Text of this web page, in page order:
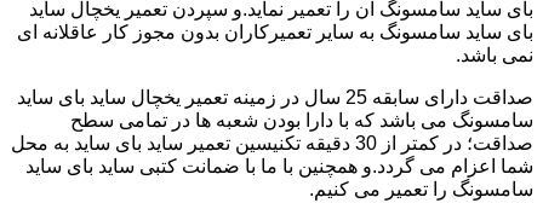
بای ساید سامسونگ آن را تعمیر نماید.و سپردن تعمیر یخچال ساید
بای ساید سامسونگ به سایر تعمیرکاران بدون مجوز کار عاقلانه ای
نمی باشد.
صداقت دارای سابقه 25 سال در زمینه تعمیر یخچال ساید بای ساید
سامسونگ می باشد که با دارا بودن شعبه ها در تمامی سطح
صداقت؛ در کمتر از 30 دقیقه تکنیسین تعمیر ساید بای ساید به محل
شما اعزام می گردد.و همچنین با ما با ضمانت کتبی ساید بای ساید
سامسونگ را تعمیر می کنیم.